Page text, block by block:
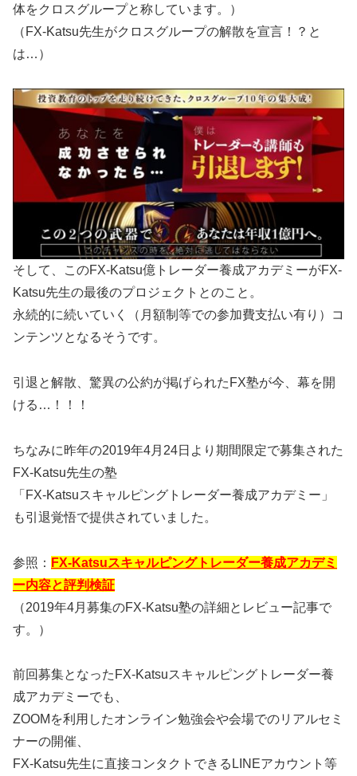
体をクロスグループと称しています。）
（FX-Katsu先生がクロスグループの解散を宣言！？と
は…）
そして、このFX-Katsu億トレーダー養成アカデミーがFX-
Katsu先生の最後のプロジェクトとのこと。
永続的に続いていく（月額制等での参加費支払い有り）コ
ンテンツとなるそうです。
引退と解散、驚異の公約が掲げられたFX塾が今、幕を開
ける…！！！
ちなみに昨年の2019年4月24日より期間限定で募集された
FX-Katsu先生の塾
「FX-Katsuスキャルピングトレーダー養成アカデミー」
も引退覚悟で提供されていました。
参照： FX-Katsuスキャルピングトレーダー養成アカデミ
ー内容と評判検証
（2019年4月募集のFX-Katsu塾の詳細とレビュー記事で
す。）
前回募集となったFX-Katsuスキャルピングトレーダー養
成アカデミーでも、
ZOOMを利用したオンライン勉強会や会場でのリアルセミ
ナーの開催、
FX-Katsu先生に直接コンタクトできるLINEアカウント等